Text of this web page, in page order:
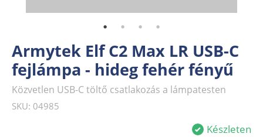
Armytek Elf C2 Max LR USB-C
fejlámpa - hideg fehér fényű
Közvetlen USB-C töltő csatlakozás a lámpatesten
SKU: 04985
Készleten